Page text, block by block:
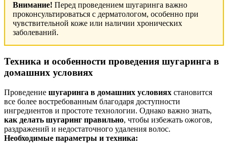
Внимание! Перед проведением шугаринга важно
проконсультироваться с дерматологом, особенно при
чувствительной коже или наличии хронических
заболеваний.
Техника и особенности проведения шугаринга в
домашних условиях
Проведение шугаринга в домашних условиях становится
все более востребованным благодаря доступности
ингредиентов и простоте технологии. Однако важно знать,
как делать шугаринг правильно, чтобы избежать ожогов,
раздражений и недостаточного удаления волос.
Необходимые параметры и техника: